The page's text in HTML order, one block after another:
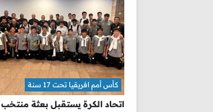
اتحاد الكرة يستقبل بعثة منتخب
كأس أمم افريقيا تحت 17 سنة